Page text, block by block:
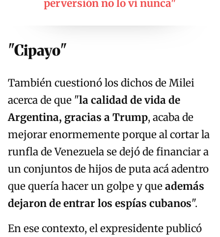
perversión no lo vi nunca"
"Cipayo"
También cuestionó los dichos de Milei
acerca de que "la calidad de vida de
Argentina, gracias a Trump, acaba de
mejorar enormemente porque al cortar la
runfla de Venezuela se dejó de financiar a
un conjuntos de hijos de puta acá adentro
que quería hacer un golpe y queademás
dejaron de entrar los espías cubanos".
En ese contexto, el expresidente publicó